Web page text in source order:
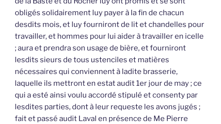
obligés solidairement luy payer à la fin de chacun
desdits mois, et luy fourniront de lit et chandelles pour
travailler, et hommes pour lui aider à travailler en icelle
; aura et prendra son usage de bière, et fourniront
lesdits sieurs de tous ustenciles et matières
nécessaires qui conviennent à ladite brasserie,
laquelle ils mettront en estat audit 1er jour de may ; ce
qui a esté ainsi voulu accordé stipulé et consenty par
lesdites parties, dont à leur requeste les avons jugés ;
fait et passé audit Laval en présence de Me Pierre